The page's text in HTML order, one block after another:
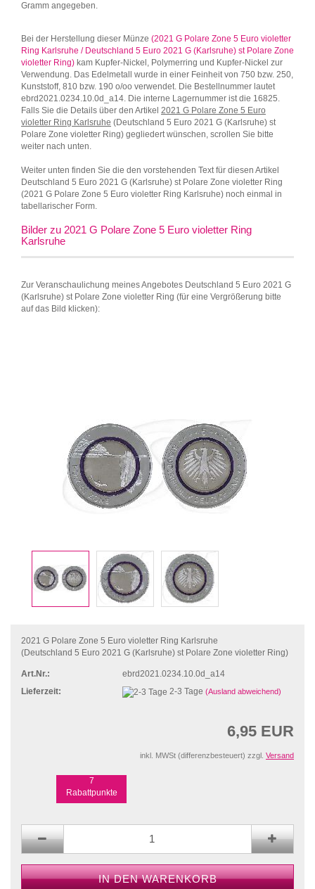
Gramm angegeben.
Bei der Herstellung dieser Münze (2021 G Polare Zone 5 Euro violetter
Ring Karlsruhe / Deutschland 5 Euro 2021 G (Karlsruhe) st Polare Zone
violetter Ring) kam Kupfer-Nickel, Polymerring und Kupfer-Nickel zur
Verwendung. Das Edelmetall wurde in einer Feinheit von 750 bzw. 250,
Kunststoff, 810 bzw. 190 o/oo verwendet. Die Bestellnummer lautet
ebrd2021.0234.10.0d_a14. Die interne Lagernummer ist die 16825.
Falls Sie die Details über den Artikel 2021 G Polare Zone 5 Euro
violetter Ring Karlsruhe (Deutschland 5 Euro 2021 G (Karlsruhe) st
Polare Zone violetter Ring) gegliedert wünschen, scrollen Sie bitte
weiter nach unten.
Weiter unten finden Sie die den vorstehenden Text für diesen Artikel
Deutschland 5 Euro 2021 G (Karlsruhe) st Polare Zone violetter Ring
(2021 G Polare Zone 5 Euro violetter Ring Karlsruhe) noch einmal in
tabellarischer Form.
Bilder zu 2021 G Polare Zone 5 Euro violetter Ring
Karlsruhe
Zur Veranschaulichung meines Angebotes Deutschland 5 Euro 2021 G
(Karlsruhe) st Polare Zone violetter Ring (für eine Vergrößerung bitte
auf das Bild klicken):
2021 G Polare Zone 5 Euro violetter Ring Karlsruhe
(Deutschland 5 Euro 2021 G (Karlsruhe) st Polare Zone violetter Ring)
Art.Nr.:
ebrd2021.0234.10.0d_a14
Lieferzeit:
2-3 Tage(Ausland abweichend)
6,95 EUR
inkl. MWSt (differenzbesteuert) zzgl. Versand
7
Rabattpunkte